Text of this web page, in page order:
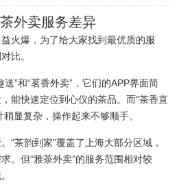
外卖服务差异
火爆，为了给大家找到最优质的服
比。
”和“茗香外卖”，它们的APP界面简
能快速定位到心仪的茶品。而“茶香直
显复杂，操作起来不够顺手。
“茶韵到家”覆盖了上海大部分区域，
。但“雅茶外卖”的服务范围相对较